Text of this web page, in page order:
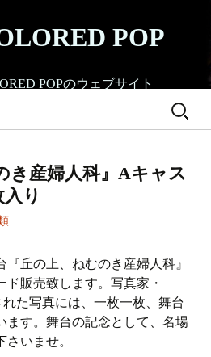
POP
POPのウェブサイト
検
索:
き産婦人科』Aキャス
り
丘の上、ねむのき産婦人科』
販売致します。写真家・
た写真には、一枚一枚、舞台
ます。舞台の記念として、名場
いませ。